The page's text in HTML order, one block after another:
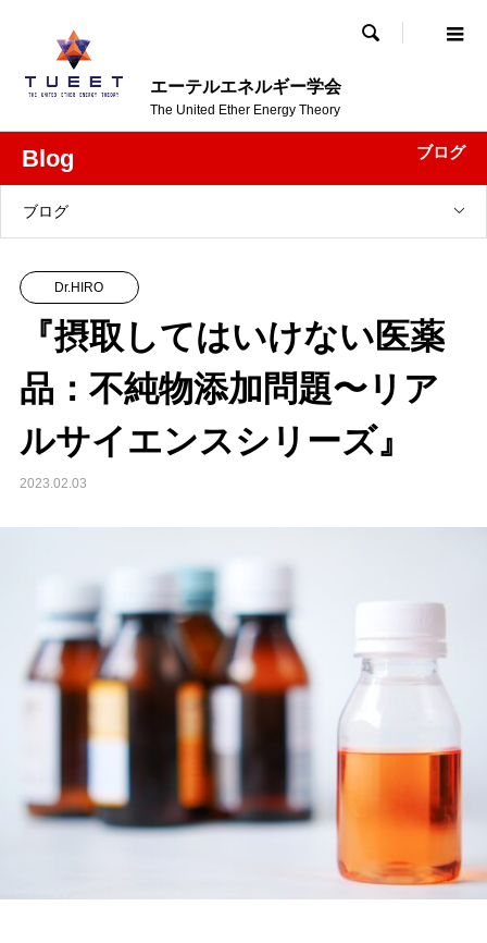
エーテルエネルギー学会
The United Ether Energy Theory

Blog ブログ
ブログ
Dr.HIRO
『摂取してはいけない医薬
品：不純物添加問題〜リア
ルサイエンスシリーズ』
2023.02.03